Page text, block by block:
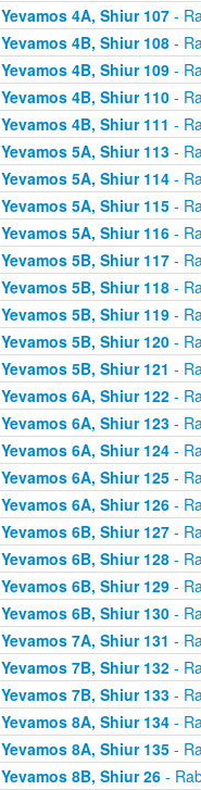
Yevamos 4A, Shiur 107-
Yevamos 4B, Shiur 108-
Yevamos 4B, Shiur 109-
Yevamos 4B, Shiur 110-
Yevamos 4B, Shiur 111 -
Yevamos 5A, Shiur 113-
Yevamos 5A, Shiur 114-
Yevamos 5A, Shiur 115-
Yevamos 5A, Shiur 116-
Yevamos 5B, Shiur 117-
Yevamos 5B, Shiur 118-
Yevamos 5B, Shiur 119-
Yevamos 5B, Shiur 120-
Yevamos 5B, Shiur 121 -
Yevamos 6A, Shiur 122-
Yevamos 6A, Shiur 123-
Yevamos 6A, Shiur 124-
Yevamos 6A, Shiur 125-
Yevamos 6A, Shiur 126-
Yevamos 6B, Shiur 127-
Yevamos 6B, Shiur 128-
Yevamos 6B, Shiur 129-
Yevamos 6B, Shiur 130-
Yevamos 7A, Shiur 131 -
Yevamos 7B, Shiur 132-
Yevamos 7B, Shiur 133-
Yevamos 8A, Shiur 134-
Yevamos 8A, Shiur 135-
Yevamos 8B, Shiur 26-